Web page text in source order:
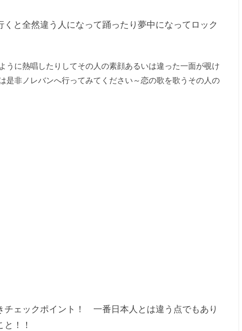
と全然違う人になって踊ったり夢中になってロック
うに熱唱したりしてその人の素顔あるいは違った一面が覗け
非ノレバンへ行ってみてください～恋の歌を歌うその人の
チェックポイント！ 一番日本人とは違う点でもあり
！！